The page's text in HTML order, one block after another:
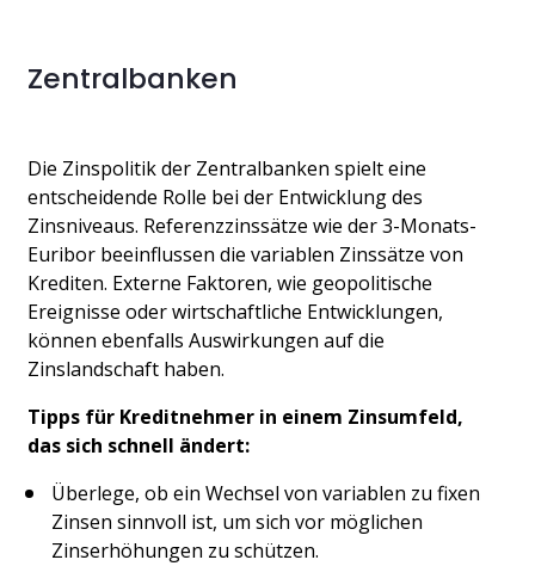
Zentralbanken
Die Zinspolitik der Zentralbanken spielt eine
entscheidende Rolle bei der Entwicklung des
Zinsniveaus. Referenzzinssätze wie der 3-Monats-
Euribor beeinflussen die variablen Zinssätze von
Krediten. Externe Faktoren, wie geopolitische
Ereignisse oder wirtschaftliche Entwicklungen,
können ebenfalls Auswirkungen auf die
Zinslandschaft haben.​
Tipps für Kreditnehmer in einem Zinsumfeld,
das sich schnell ändert:
Überlege, ob ein Wechsel von variablen zu fixen
Zinsen sinnvoll ist, um sich vor möglichen
Zinserhöhungen zu schützen.​